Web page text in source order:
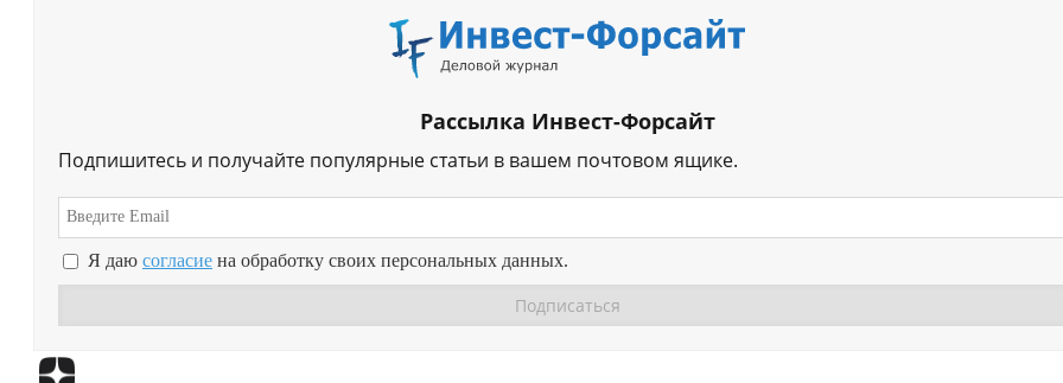
Рассылка Инвест-Форсайт
Подпишитесь и получайте популярные статьи в вашем почтовом ящике.
Я даю согласие на обработку своих персональных данных.